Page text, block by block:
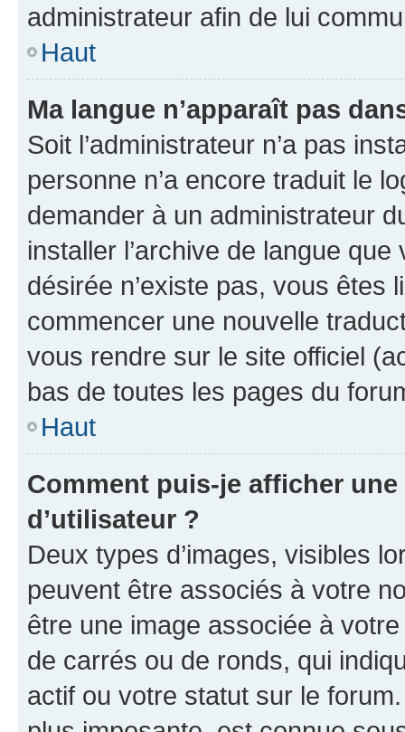
administrateur afin de lui
Haut
Ma langue n’apparaît pas
Soit l’administrateur n’a pas
personne n’a encore traduit le
demander à un administrateur
installer l’archive de langue
désirée n’existe pas, vous êtes
commencer une nouvelle
vous rendre sur le site officiel
bas de toutes les pages du
Haut
Comment puis-je afficher
d’utilisateur ?
Deux types d’images, visibles
peuvent être associés à votre
être une image associée à
de carrés ou de ronds, qui
actif ou votre statut sur le